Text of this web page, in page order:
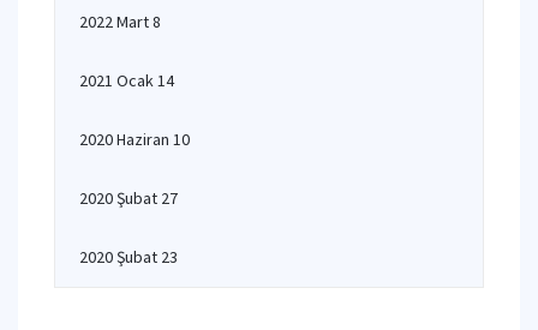
2022 Mart 8
2021 Ocak 14
2020 Haziran 10
2020 Şubat 27
2020 Şubat 23